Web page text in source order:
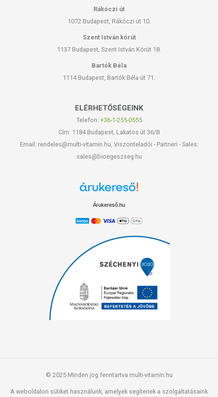
Rákóczi út
1072 Budapest, Rákóczi út 10.
Szent István körút
1137 Budapest, Szent István Körút 18.
Bartók Béla
1114 Budapest, Bartók Béla út 71.
ELÉRHETŐSÉGEINK
Telefon: +36-1-255-0555
Cím: 1184 Budapest, Lakatos út 36/B
Email: rendeles@multi-vitamin.hu, Viszonteladói - Partneri - Sales:
sales@bioegeszseg.hu
Árukereső.hu
© 2025 Minden jog fenntartva multi-vitamin.hu
A weboldalon sütiket használunk, amelyek segítenek a szolgáltatásaink